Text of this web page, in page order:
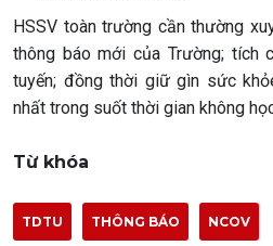
HSSV toàn trường cần thường
thông báo mới của Trường; tích
tuyến; đồng thời giữ gìn sức
nhất trong suốt thời gian không
Từ khóa
TDTU THÔNG BÁO NCOV